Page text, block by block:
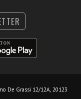
De Grassi 12/12A, 20123